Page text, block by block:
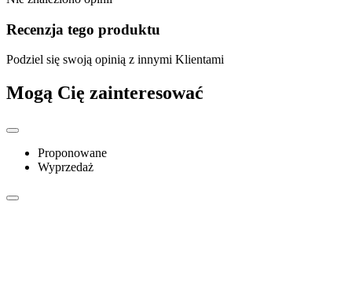
Recenzja tego produktu
Podziel się swoją opinią z innymi Klientami
Mogą Cię zainteresować
Proponowane
Wyprzedaż